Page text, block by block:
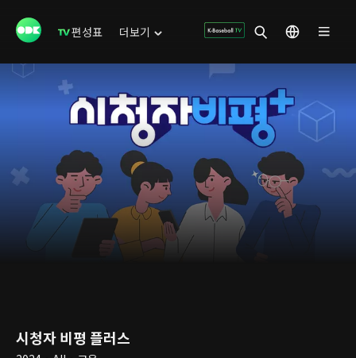
편성표 더보기
시청자 비평 플러스